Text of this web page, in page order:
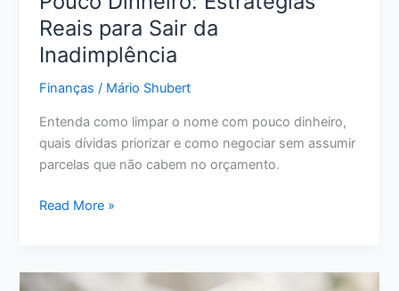
Reais para Sair da
Inadimplência
Finanças / Mário Shubert
Entenda como limpar o nome com pouco dinheiro,
quais dívidas priorizar e como negociar sem assumir
parcelas que não cabem no orçamento.
Como
Nome
Read More »